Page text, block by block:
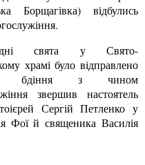
Борщагівка) відбулись
свята у Свято-
храмі було відправлено
бдіння з чином
звершив настоятель
Сергій Петленко у
Фої й священика Василія